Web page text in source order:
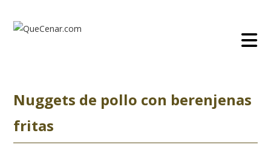
contenido
Nuggets de pollo con berenjenas
fritas